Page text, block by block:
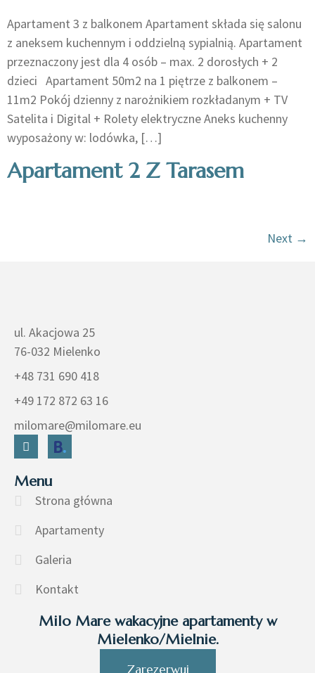
Apartament 3 z balkonem Apartament składa się salonu
z aneksem kuchennym i oddzielną sypialnią. Apartament
przeznaczony jest dla 4 osób – max. 2 dorosłych + 2
dzieci Apartament 50m2 na 1 piętrze z balkonem –
11m2​ Pokój dzienny z narożnikiem rozkładanym + TV
Satelita i Digital + Rolety elektryczne Aneks kuchenny
wyposażony w: lodówka, […]
Apartament 2 Z Tarasem
Next →
ul. Akacjowa 25
76-032 Mielenko
+48 731 690 418
+49 172 872 63 16
milomare@milomare.eu
Menu
Strona główna
Apartamenty
Galeria
Kontakt
Milo Mare wakacyjne apartamenty w
Mielenko/Mielnie.
Zarezerwuj